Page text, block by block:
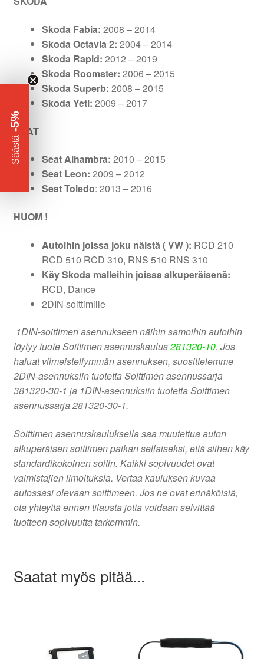
Skoda Fabia: 2008 – 2014
Skoda Octavia 2: 2004 – 2014
Skoda Rapid: 2012 – 2019
Skoda Roomster: 2006 – 2015
Skoda Superb: 2008 – 2015
Skoda Yeti: 2009 – 2017
SEAT
Seat Alhambra: 2010 – 2015
Seat Leon: 2009 – 2012
Seat Toledo: 2013 – 2016
HUOM !
Autoihin joissa joku näistä ( VW ): RCD 210
RCD 510 RCD 310, RNS 510 RNS 310
Käy Skoda malleihin joissa alkuperäisenä:
RCD, Dance
2DIN soittimille
1DIN-soittimen asennukseen näihin samoihin autoihin
löytyy tuote Soittimen asennuskaulus281320-10. Jos
haluat viimeistellymmän asennuksen, suosittelemme
2DIN-asennuksiin tuotetta Soittimen asennussarja
381320-30-1 ja 1DIN-asennuksiin tuotetta Soittimen
asennussarja 281320-30-1.
Soittimen asennuskauluksella saa muutettua auton
alkuperäisen soittimen paikan sellaiseksi, että siihen käy
standardikokoinen soitin. Kaikki sopivuudet ovat
valmistajien ilmoituksia. Vertaa kauluksen kuvaa
autossasi olevaan soittimeen. Jos ne ovat erinäköisiä,
ota yhteyttä ennen tilausta jotta voidaan selvittää
tuotteen sopivuutta tarkemmin.
Saatat myös pitää...
Säästä
-5%